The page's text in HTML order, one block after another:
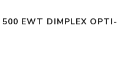
500 EWT DIMPLEX OPTI-